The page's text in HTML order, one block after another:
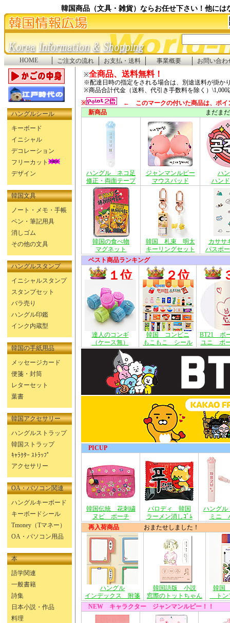
韓国商品（文具・雑貨）ならお任せ下さい！他に
HOME ご注文の流れ お支払・送料 事業概要 お問い合わ
ハングルシール
キーボード
イニシャル
デコレーション
フリーカット
デザイン
韓国文具
ノート・メモ・手帳
ペン・筆記用具
消しゴム
その他の文具
ハングルスタンプ
イニシャルスタンプ
スタンプセット
バラ売り
ハングル印鑑
インク内蔵型
韓国の手紙用品
メッセージカード
便箋・封筒
レターセット
葉書
韓国アクセサリー
ハングルストラップ
韓国ストラップ
ｷｬﾗｸﾀｰ ｽﾄﾗｯﾌﾟ
アクセサリー
OA・パソコン関連
ハングルキーボード
キーボードシール
Tmoney（Tマネー）
OA・パソコン用品
本
語学関連
一般書籍
詩集
日本小説・作品
料理
※全商品、送料無料！
※配達日時の指定をされる場合は、別途送料が掛か
※商品合計代金（送料、代引き手数料を除く）
※
← このマークの付いた商品は、ポイ
新商品 まだまだあります
ハングル ネコ足
修正・両面テープ
ジャンマンルピー
マウスパッド
ハ
ハン
韓国の食べ物
マグネット
韓国 札束 明太
キーリングセット
カササ
パスポ
ベスト商品ランキング
１位
達人のコンギ
（ケース無）
２位
韓国 コンビニ
もこもこ シール
BT21 ボ
ユニ ボ
PICUP
韓国伝統 花刺繍
ヌビ ポーチ
パロディ 韓国
ラーメン消しｺﾞﾑ
ハング
ミニ
再入荷商品 おまたせしました！
ハングル
インデックス 附箋
韓国語版 小説
窓際のトットちゃん
韓国
トン
NEW キャラクター ジャンマンルピー！！